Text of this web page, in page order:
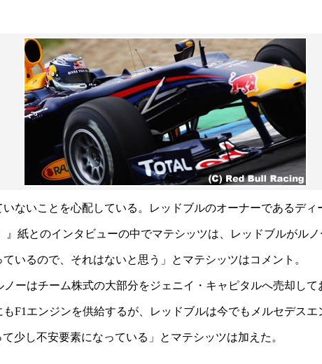
ないことを心配している。レッドブルのオーナーであるデ
』紙とのインタビューの中でマテシッツは、レッドブルが
いるので、それはないと思う」とマテシッツはコメント。
ーはチーム株式の大部分をジェニイ・キャピタルへ売却し
F1エンジンを供給するが、レッドブルは今でもメルセデス
少し不安要素になっている」とマテシッツは加えた。